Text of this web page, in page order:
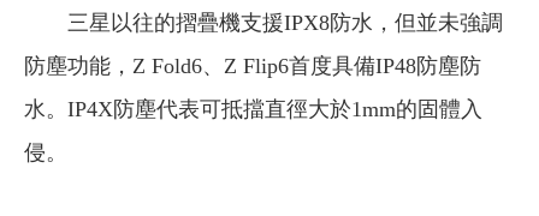
三星以往的摺疊機支援IPX8防水，但並未強調
防塵功能，Z Fold6、Z Flip6首度具備IP48防塵防
水。IP4X防塵代表可抵擋直徑大於1mm的固體入
侵。